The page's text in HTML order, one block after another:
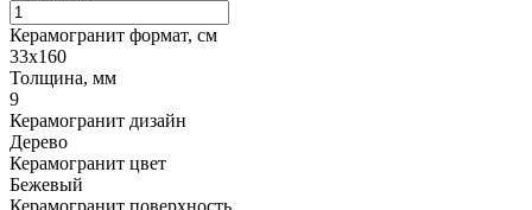
Керамогранит формат, см
33х160
Толщина, мм
9
Керамогранит дизайн
Дерево
Керамогранит цвет
Бежевый
Керамогранит поверхность